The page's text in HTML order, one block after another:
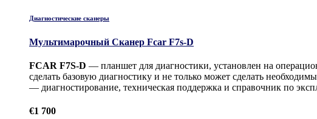
Диагностические сканеры
Мультимарочный Сканер Fcar F7s-D
FCAR F7S-D — планшет для диагностики, установлен на
сделать базовую диагностику и не только может сделать
— диагностирование, техническая поддержка и справочник по
€1 700